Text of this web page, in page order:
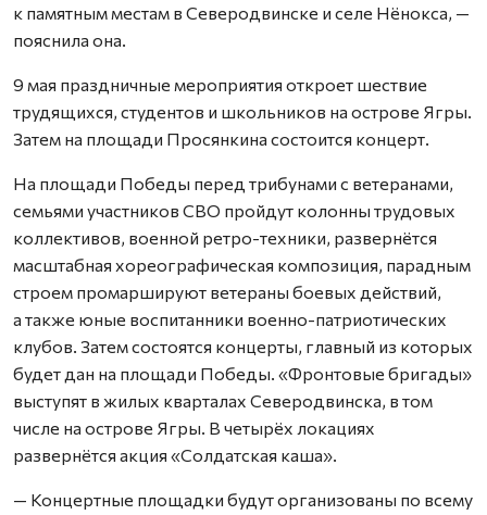
к памятным местам в Северодвинске и селе Нёнокса, —
пояснила она.
9 мая праздничные мероприятия откроет шествие
трудящихся, студентов и школьников на острове Ягры.
Затем на площади Просянкина состоится концерт.
На площади Победы перед трибунами с ветеранами,
семьями участников СВО пройдут колонны трудовых
коллективов, военной ретро-техники, развернётся
масштабная хореографическая композиция, парадным
строем промаршируют ветераны боевых действий,
а также юные воспитанники военно-патриотических
клубов. Затем состоятся концерты, главный из которых
будет дан на площади Победы. «Фронтовые бригады»
выступят в жилых кварталах Северодвинска, в том
числе на острове Ягры. В четырёх локациях
развернётся акция «Солдатская каша».
— Концертные площадки будут организованы по всему